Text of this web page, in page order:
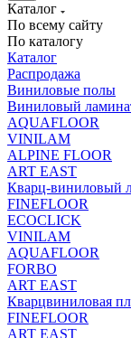
Каталог
По всему сайту
По каталогу
Каталог
Распродажа
Виниловые полы
Виниловый
AQUAFLOOR
VINILAM
ALPINE FLOOR
ART EAST
Кварц-виниловый
FINEFLOOR
ECOCLICK
VINILAM
AQUAFLOOR
FORBO
ART EAST
Кварцвиниловая
FINEFLOOR
ART EAST